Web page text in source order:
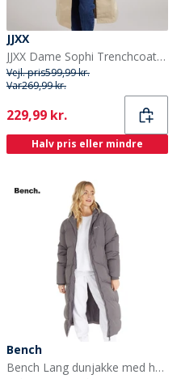
JJXX
JJXX Dame Sophi Trenchcoat Twill
Vejl. pris599,99 kr.
Var269,99 kr.
Current
229,99 kr.
Halv pris eller mindre
Bench
Bench Lang dunjakke med hætte til kvinder Eloraina Antracit